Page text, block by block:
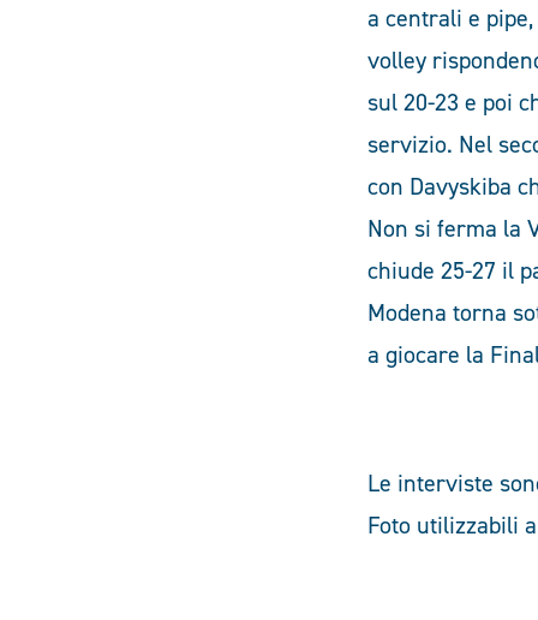
a centrali e
volley
sul 20-23 e poi
servizio. Nel
con Davyskiba
Non si ferma la
chiude 25-27 il
Modena torna
a giocare la
Le interviste
Foto utilizzabili